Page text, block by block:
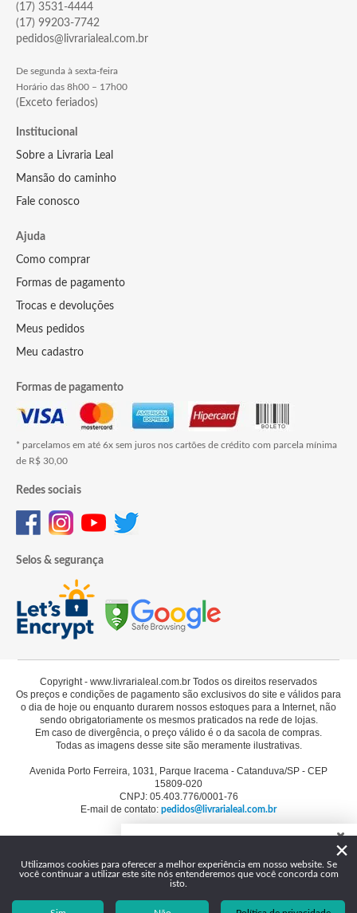
(17) 3531-4444
(17) 99203-7742
pedidos@livrarialeal.com.br
De segunda à sexta-feira
Horário das 8h00 – 17h00
(Exceto feriados)
Institucional
Sobre a Livraria Leal
Mansão do caminho
Fale conosco
Ajuda
Como comprar
Formas de pagamento
Trocas e devoluções
Meus pedidos
Meu cadastro
Formas de pagamento
* parcelamos em até 6x sem juros nos cartões de crédito com parcela mínima
de R$ 30,00
Redes sociais
Selos & segurança
Copyright - www.livrarialeal.com.br Todos os direitos reservados
Os preços e condições de pagamento são exclusivos do site e válidos para
o dia de hoje ou enquanto durarem nossos estoques para a Internet, não
sendo obrigatoriamente os mesmos praticados na rede de lojas.
Em caso de divergência, o preço válido é o da sacola de compras.
Todas as imagens desse site são meramente ilustrativas.
Avenida Porto Ferreira, 1031, Parque Iracema - Catanduva/SP - CEP
15809-020
CNPJ: 05.403.776/0001-76
E-mail de contato: pedidos@livrarialeal.com.br
×
Utilizamos cookies para oferecer a melhor experiência em nosso website. Se
você continuar a utilizar este site nós entenderemos que você concorda com
isto.
Como podemos te ajudar?
Olá, seja bem-vindo à Livraria Leal!